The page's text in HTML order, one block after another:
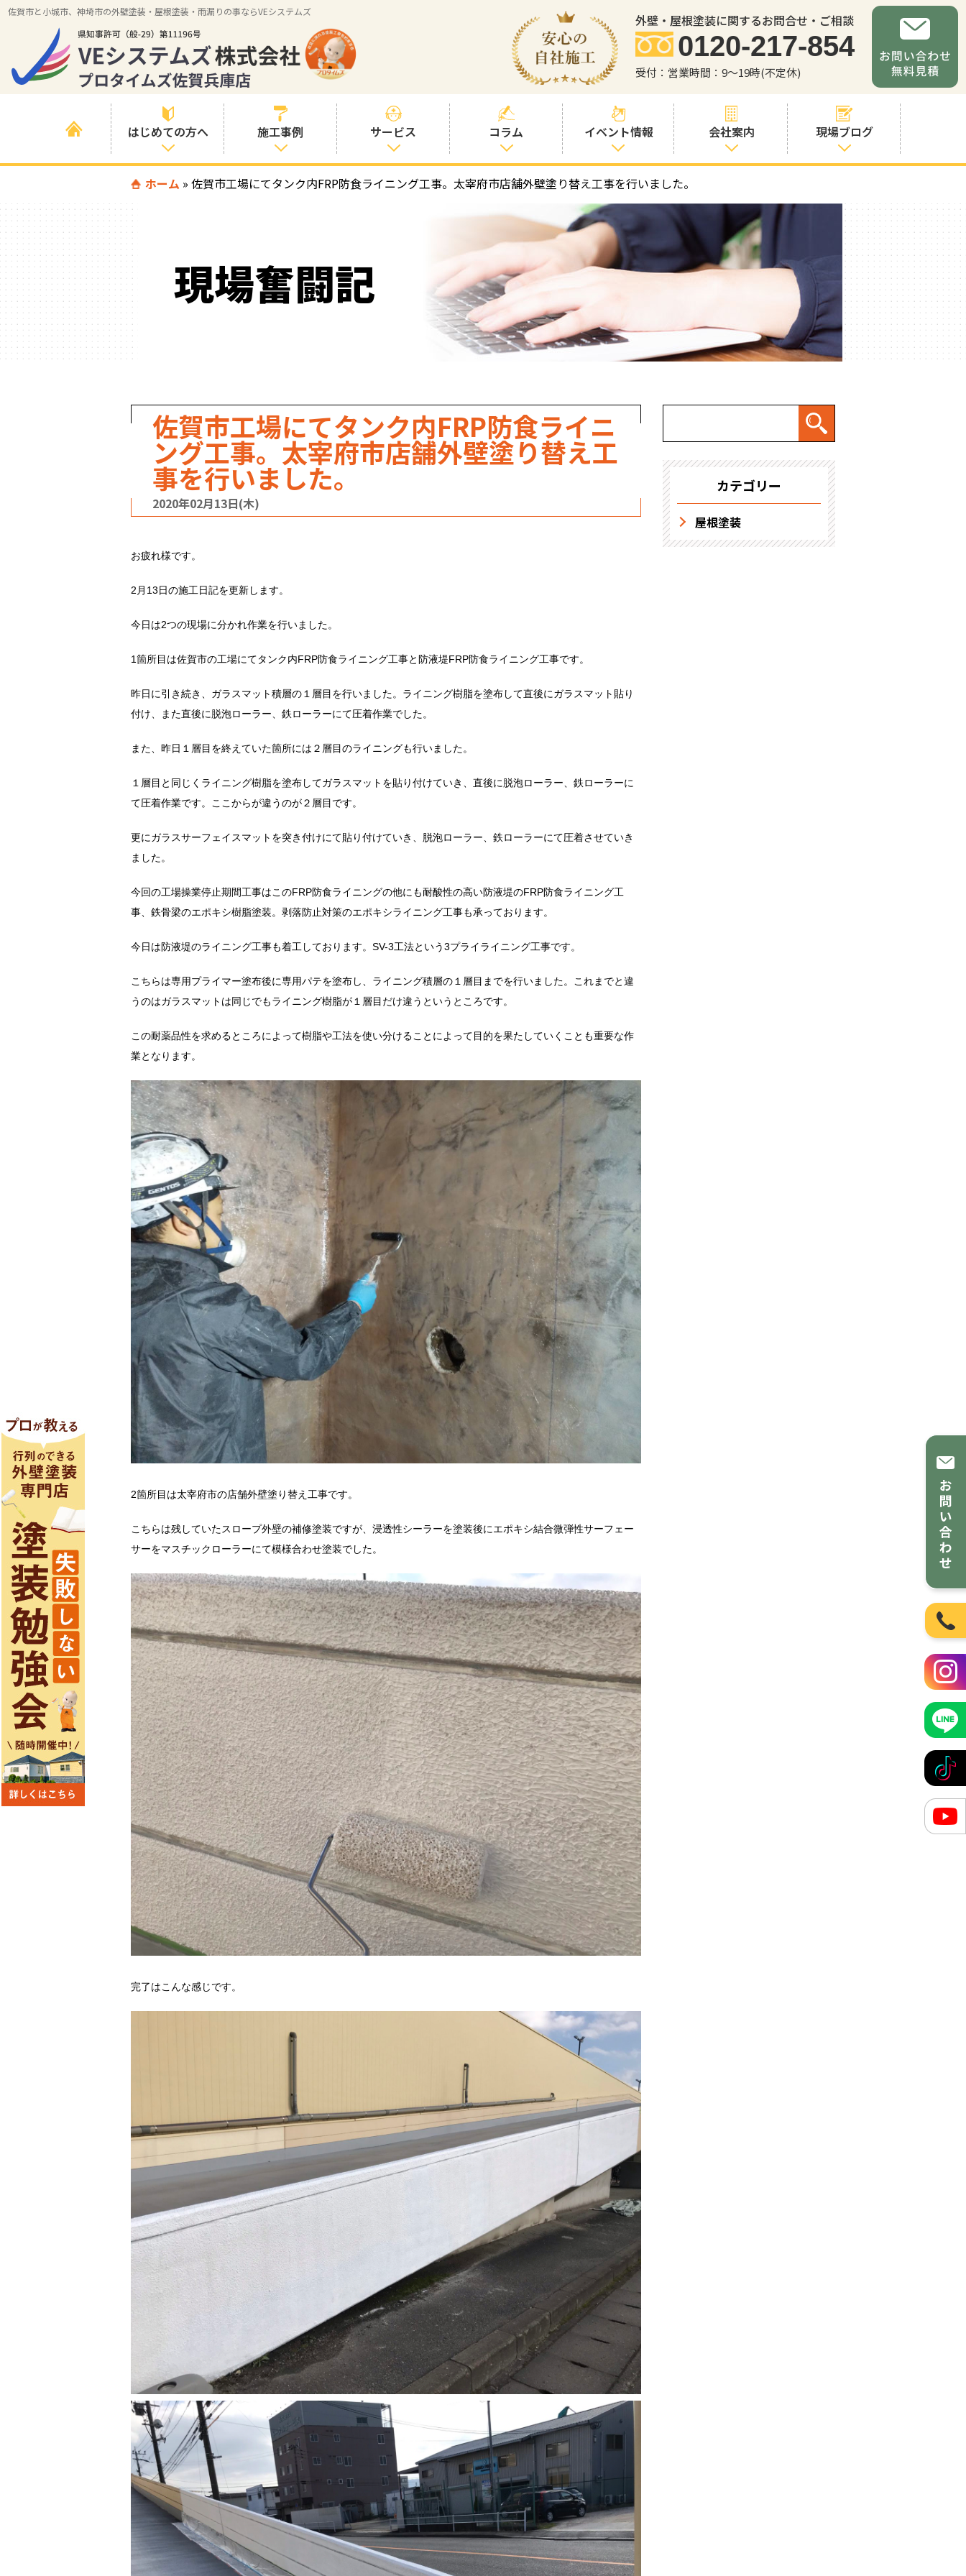
佐賀市と小城市、神埼市の外壁塗装・屋根塗装・雨漏りの事ならVEシステムズ
外壁・屋根塗装に関するお問合せ・ご相談
0120-217-854
受付：営業時間：9～19時(不定休)
はじめての方へ
はじめて外壁塗
いる方へ
喜んでいただけ
る３つの理由
施工事例
すべての事例
例
色の事例
サービス
塗装プランと価
お客様との交流
を大切に
見積書の見方
コラム
社長コラム
塗装コラム
塗料コラム
イベント情報 会社案内
職人・スタッフ
紹介
お問い合わせか
らの流れ
求人情報
現場ブログ
ホーム » 佐賀市工場にてタンク内FRP防食ライニング工事。太宰府市店舗外壁塗り替え工事を行いました。
現場奮闘記
佐賀市工場にてタンク内FRP防食ライニ
ング工事。太宰府市店舗外壁塗り替え工
事を行いました。
2020年02月13日(木)
お疲れ様です。
2月13日の施工日記を更新します。
今日は2つの現場に分かれ作業を行いました。
1箇所目は佐賀市の工場にてタンク内FRP防食ライニング工事と防液堤FRP防食ライニング工事です。
昨日に引き続き、ガラスマット積層の１層目を行いました。ライニング樹脂を塗布して直後にガラスマット貼り
付け、また直後に脱泡ローラー、鉄ローラーにて圧着作業でした。
また、昨日１層目を終えていた箇所には２層目のライニングも行いました。
１層目と同じくライニング樹脂を塗布してガラスマットを貼り付けていき、直後に脱泡ローラー、鉄ローラーに
て圧着作業です。ここからが違うのが２層目です。
更にガラスサーフェイスマットを突き付けにて貼り付けていき、脱泡ローラー、鉄ローラーにて圧着させていき
ました。
今回の工場操業停止期間工事はこのFRP防食ライニングの他にも耐酸性の高い防液堤のFRP防食ライニング工
事、鉄骨梁のエポキシ樹脂塗装。剥落防止対策のエポキシライニング工事も承っております。
今日は防液堤のライニング工事も着工しております。SV-3工法という3プライライニング工事です。
こちらは専用プライマー塗布後に専用パテを塗布し、ライニング積層の１層目までを行いました。これまでと違
うのはガラスマットは同じでもライニング樹脂が１層目だけ違うというところです。
この耐薬品性を求めるところによって樹脂や工法を使い分けることによって目的を果たしていくことも重要な作
業となります。
2箇所目は太宰府市の店舗外壁塗り替え工事です。
こちらは残していたスロープ外壁の補修塗装ですが、浸透性シーラーを塗装後にエポキシ結合微弾性サーフェー
サーをマスチックローラーにて模様合わせ塗装でした。
完了はこんな感じです。
カテゴリー
屋根塗装